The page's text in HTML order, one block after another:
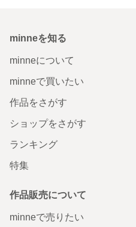
minneを知る
minneについて
minneで買いたい
作品をさがす
ショップをさがす
ランキング
特集
作品販売について
minneで売りたい